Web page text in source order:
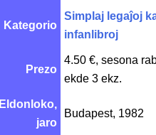
Kategorio
Simplaj legaĵoj
infanlibroj
Prezo
4.50 €, sesona
ekde 3 ekz.
Eldonloko,
jaro
Budapest, 1982